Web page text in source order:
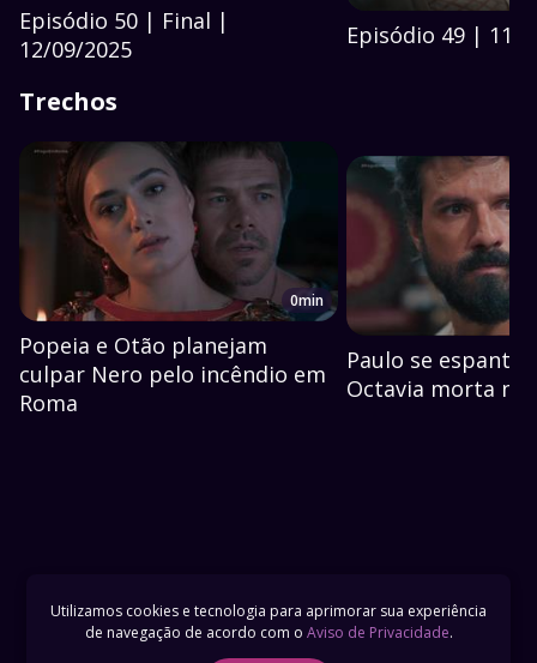
Episódio 50 | Final |
12/09/2025
Episódio 49 | 11/
Trechos
0min
Popeia e Otão planejam
culpar Nero pelo incêndio em
Roma
Paulo se espanta
Octavia morta no
Utilizamos cookies e tecnologia para aprimorar sua experiência
de navegação de acordo com o Aviso de Privacidade.